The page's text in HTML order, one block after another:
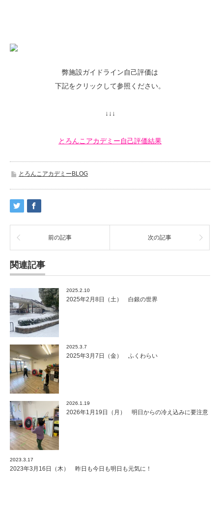
弊施設ガイドライン自己評価は
下記をクリックして参照ください。
↓↓↓
とろんこアカデミー自己評価結果
とろんこアカデミーBLOG
前の記事 次の記事
関連記事
2025.2.10
2025年2月8日（土） 白銀の世界
2025.3.7
2025年3月7日（金） ふくわらい
2026.1.19
2026年1月19日（月） 明日からの冷え込みに要注意
2023.3.17
2023年3月16日（木） 昨日も今日も明日も元気に！